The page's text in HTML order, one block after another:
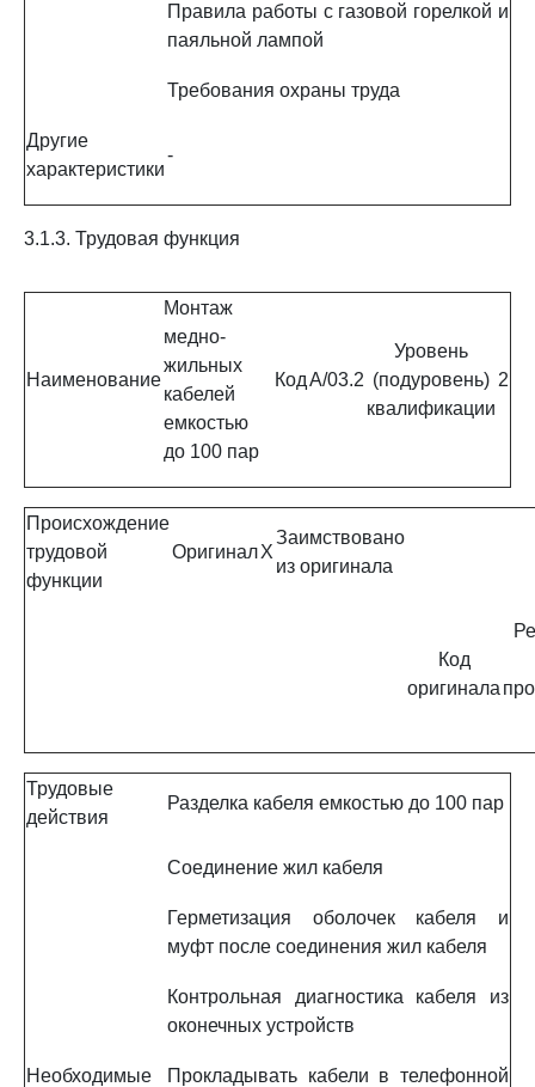
Правила работы с газовой горелкой и
паяльной лампой
Требования охраны труда
Другие
характеристики
-
3.1.3. Трудовая функция
Наименование
Монтаж
медно-
жильных
кабелей
емкостью
до 100 пар
КодA/03.2
Уровень
(подуровень)
квалификации
2
Происхождение
трудовой
функции
ОригиналX
Заимствовано
из оригинала
Код
оригинала
Трудовые
действия
Разделка кабеля емкостью до 100 пар
Соединение жил кабеля
Герметизация оболочек кабеля и
муфт после соединения жил кабеля
Контрольная диагностика кабеля из
оконечных устройств
Необходимые
Прокладывать кабели в телефонной